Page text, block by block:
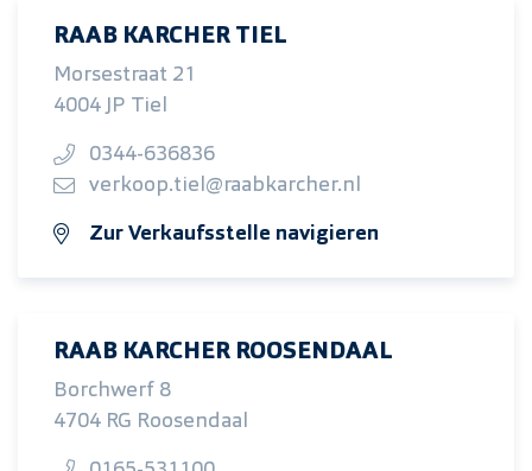
RAAB KARCHER TIEL
Morsestraat 21
4004 JP Tiel
0344-636836
verkoop.tiel@raabkarcher.nl
Zur Verkaufsstelle navigieren
RAAB KARCHER ROOSENDAAL
Borchwerf 8
4704 RG Roosendaal